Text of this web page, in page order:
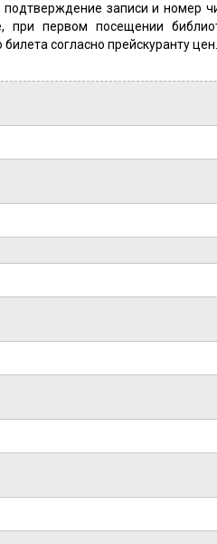
записи и номер
при первом посещении
согласно прейскуранту цен.